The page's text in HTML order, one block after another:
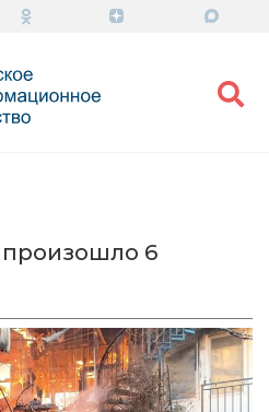
произошло 6